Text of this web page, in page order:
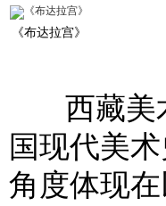
《布达拉宫》
西藏美术
国现代美
角度体现在